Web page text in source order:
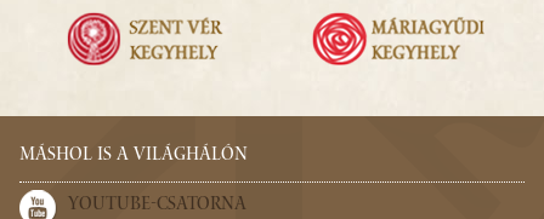
MÁSHOL IS A VILÁGHÁLÓN
YOUTUBE-CSATORNA